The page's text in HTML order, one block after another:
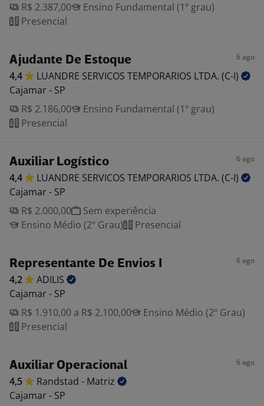
R$ 2.387,00
Ensino Fundamental (1º grau)
Presencial
Ajudante De Estoque 6 ago
4,4 LUANDRE SERVICOS TEMPORARIOS LTDA. (C-I)
Cajamar - SP
R$ 2.186,00
Ensino Fundamental (1º grau)
Presencial
Auxiliar Logístico 6 ago
4,4 LUANDRE SERVICOS TEMPORARIOS LTDA. (C-I)
Cajamar - SP
R$ 2.000,00
Sem experiência
Ensino Médio (2º Grau)
Presencial
Representante De Envios I 6 ago
4,2
ADILIS
Cajamar - SP
R$ 1.910,00 a R$ 2.100,00
Ensino Médio (2º Grau)
Presencial
Auxiliar Operacional 6 ago
4,5 Randstad - Matriz
Cajamar - SP